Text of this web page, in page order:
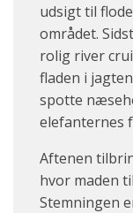
udsigt til
området.
rolig river
fladen i
spotte
elefanternes
Aftenen
hvor maden
Stemningen